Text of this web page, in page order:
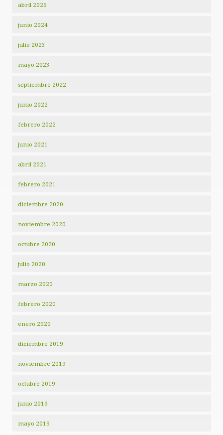
abril 2026
junio 2024
julio 2023
mayo 2023
septiembre 2022
junio 2022
febrero 2022
junio 2021
abril 2021
febrero 2021
diciembre 2020
noviembre 2020
octubre 2020
julio 2020
marzo 2020
febrero 2020
enero 2020
diciembre 2019
noviembre 2019
octubre 2019
junio 2019
mayo 2019